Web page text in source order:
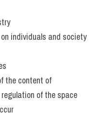
individuals and society
the content of
of the space